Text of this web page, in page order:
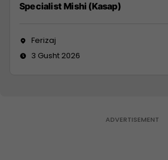
Specialist Mishi (Kasap)
Ferizaj
3 Gusht 2026